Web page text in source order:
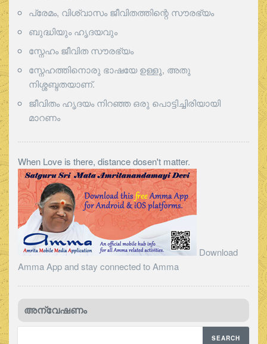
പ്രേമം, വിശ്വാസം ജീവിതത്തിന്റെ സൗരഭ്യം
ബുദ്ധിയും ഹൃദയവും
സ്നേഹം ജീവിത സൗരഭ്യം
സ്നേഹത്തിനൊരു ഭാഷയേ ഉള്ളൂ, അതു
നിശ്ശബ്ദതയാണ്.
ജീവിതം ഹൃദയം നിറഞ്ഞ ഒരു പൊട്ടിച്ചിരിയായി
മാറണം
When Love is there, distance dosen't matter.
Download
Amma App and stay connected to Amma
അന്വേഷണം